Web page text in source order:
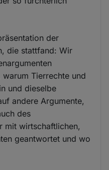
der
die stattfand: Wir
Tierrechte und
und dieselbe
andere Argumente,
des
mit wirtschaftlichen,
geantwortet und wo